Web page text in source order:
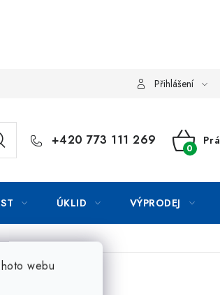
webu
Přihlášení
+420 773 111 269
ÚKLID VÝPRODEJ